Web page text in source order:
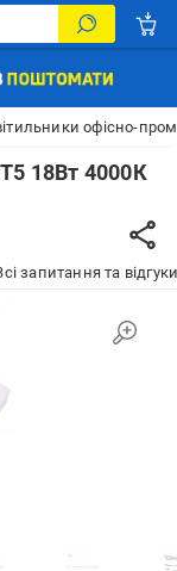
офісно-
T5 18Вт 4000К
запитання та